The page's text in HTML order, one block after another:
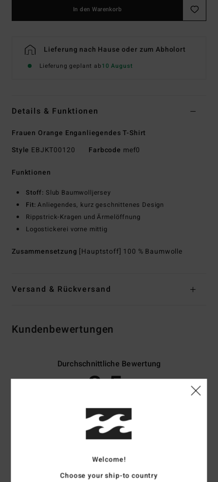
In den Warenkorb
Lieferung nach Hause oder zum Abholort
Lieferung geplant ab10 August
Details & Funktionen
Frauen Orange Enganliegendes T-Shirt
Style EBJKT00120 Farbcode mef0
Funktionen
Stoff: Slub Baumwolljersey
Fit:Anliegendes, kurz geschnittenes Design
Rippstrick-Kragen und Ärmelöffnung
Logostickerei vorne mittig
Zusammensetzung [Hauptstoff] 100 % Baumwolle
Versand & Rückversand
Kundenbewertungen
Durchschnittliche Bewertung
3.5
2 verifizierten Bewertungen
50% unserer Kunden empfehlen dieses Produkt
Preis-Leistungs-Verhältnis
Welcome!
Choose your ship-to country